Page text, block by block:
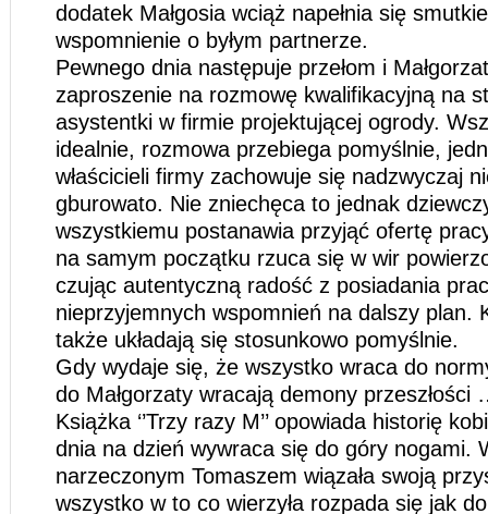
dodatek Małgosia wciąż napełnia się
wspomnienie o byłym partnerze.
Pewnego dnia następuje przełom i
zaproszenie na rozmowę kwalifikacyjną na
asystentki w firmie projektującej ogrody.
idealnie, rozmowa przebiega pomyślnie,
właścicieli firmy zachowuje się nadzwyczaj
gburowato. Nie zniechęca to jednak
wszystkiemu postanawia przyjąć ofertę
na samym początku rzuca się w wir
czując autentyczną radość z posiadania
nieprzyjemnych wspomnień na dalszy plan.
także układają się stosunkowo pomyślnie.
Gdy wydaje się, że wszystko wraca do
do Małgorzaty wracają demony przeszłości
Książka ‘’Trzy razy M’’ opowiada historię
dnia na dzień wywraca się do góry nogami.
narzeczonym Tomaszem wiązała swoją
wszystko w to co wierzyła rozpada się jak